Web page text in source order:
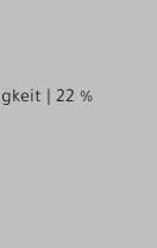
| 22 %